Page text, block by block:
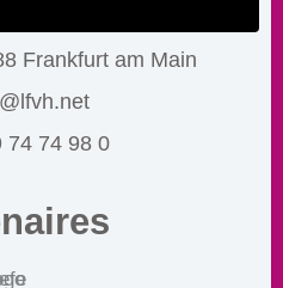
Frankfurt am Main
74 74 98 0